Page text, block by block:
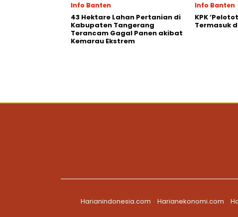
Info Banten
43 Hektare Lahan Pertanian di
Kabupaten Tangerang
Terancam Gagal Panen akibat
Kemarau Ekstrem
Info Banten
KPK
Termasuk
Harianindonesia.com
Harianekonomi.com